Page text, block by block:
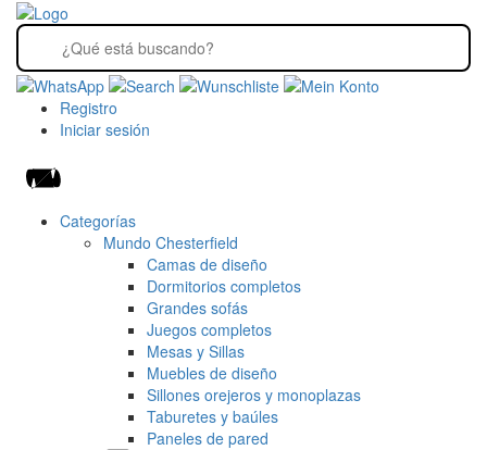
Registro
Iniciar sesión
Categorías
Mundo Chesterfield
Camas de diseño
Dormitorios completos
Grandes sofás
Juegos completos
Mesas y Sillas
Muebles de diseño
Sillones orejeros y monoplazas
Taburetes y baúles
Paneles de pared